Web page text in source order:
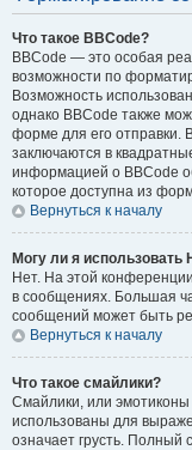
Что такое BBCode?
BBCode — это особая
возможности по
Возможность
однако BBCode также
форме для его отправки.
заключаются в
информацией о BBCode
которое доступна из
Вернуться к началу
Могу ли я использовать
Нет. На этой
в сообщениях. Большая
сообщений может быть
Вернуться к началу
Что такое смайлики?
Смайлики, или эмотиконы
использованы для
означает грусть. Полный